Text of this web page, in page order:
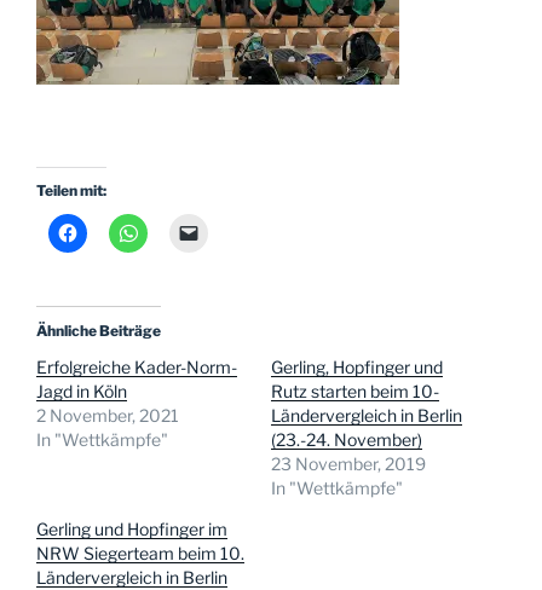
Teilen mit:
Ähnliche Beiträge
Erfolgreiche Kader-Norm-
Jagd in Köln
2 November, 2021
In "Wettkämpfe"
Gerling, Hopfinger und
Rutz starten beim 10-
Ländervergleich in Berlin
(23.-24. November)
23 November, 2019
In "Wettkämpfe"
Gerling und Hopfinger im
NRW Siegerteam beim 10.
Ländervergleich in Berlin